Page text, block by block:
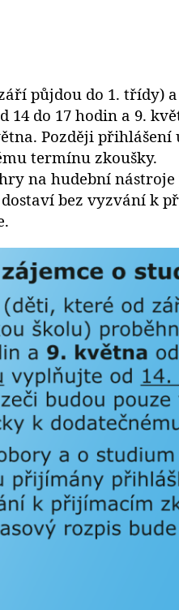
půjdou do 1. třídy)
14 do 17 hodin a 9.
Později
termínu zkoušky.
na hudební
bez vyzvání k